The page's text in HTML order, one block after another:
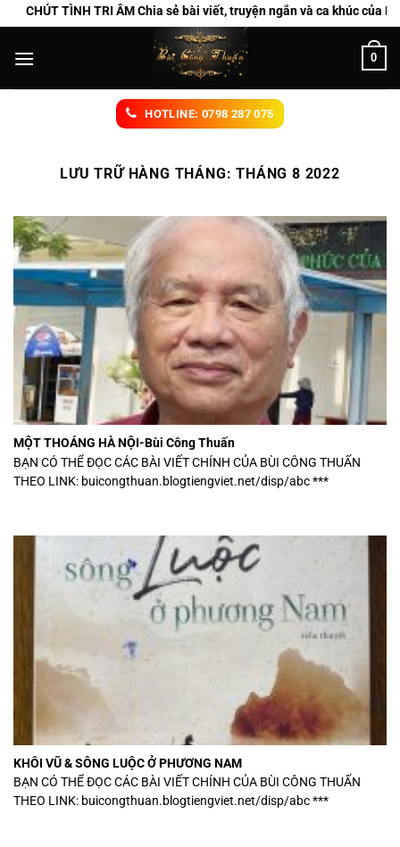
Chuyển
đến
nội
TÌNH TRI ÂM Chia sẻ bài viết, truyện ngắn và ca khúc của Bùi
0
HOTLINE: 0798 287 075
LƯU TRỮ HÀNG THÁNG:THÁNG 8 2022
MỘT THOÁNG HÀ NỘI-Bùi Công Thuấn
BẠN CÓ THỂ ĐỌC CÁC BÀI VIẾT CHÍNH CỦA BÙI CÔNG THUẤN
THEO LINK: buicongthuan.blogtiengviet.net/disp/abc ***
KHÔI VŨ & SÔNG LUỘC Ở PHƯƠNG NAM
BẠN CÓ THỂ ĐỌC CÁC BÀI VIẾT CHÍNH CỦA BÙI CÔNG THUẤN
THEO LINK: buicongthuan.blogtiengviet.net/disp/abc ***